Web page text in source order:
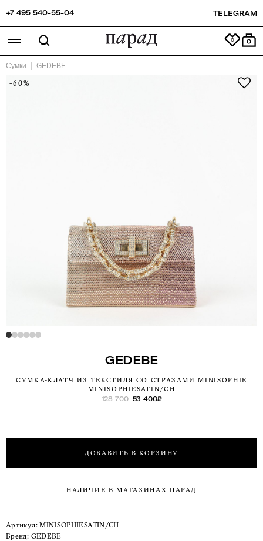
+7 495 540-55-04 TELEGRAM
0
Сумки GEDEBE
-60%
GEDEBE
СУМКА-КЛАТЧ ИЗ ТЕКСТИЛЯ СО СТРАЗАМИ MINISOPHIE
MINISOPHIESATIN/CH
128 700 53 400₽
ДОБАВИТЬ В КОРЗИНУ
НАЛИЧИЕ В МАГАЗИНАХ ПАРАД
Артикул:MINISOPHIESATIN/CH
Бренд:
GEDEBE